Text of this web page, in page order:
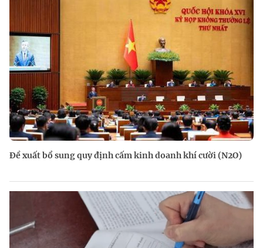
Đề xuất bổ sung quy định cấm kinh doanh khí cười (N2O)